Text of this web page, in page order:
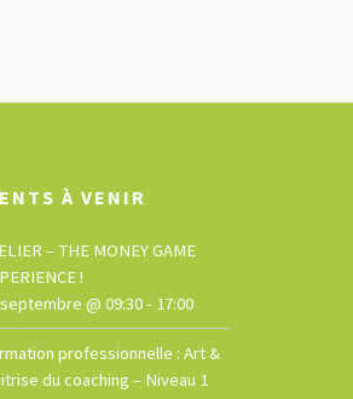
À VENIR
– THE MONEY GAME
!
@ 09:30- 17:00
professionnelle : Art &
du coaching – Niveau 1